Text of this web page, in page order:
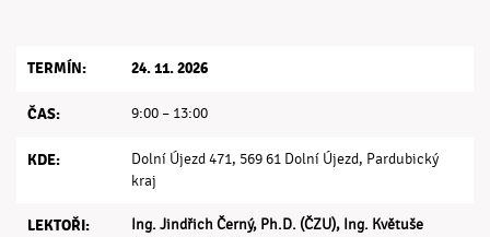
TERMÍN: 24. 11. 2026
ČAS: 9:00 – 13:00
KDE:
Dolní Újezd 471, 569 61 Dolní Újezd, Pardubický
kraj
LEKTOŘI:
Ing. Jindřich Černý, Ph.D. (ČZU), Ing. Květuše